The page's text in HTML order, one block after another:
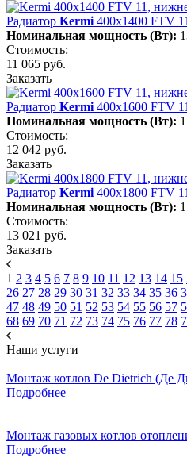
Радиатор Kermi 400х1400 FTV
Номинальная мощность (Вт):
Стоимость:
11 065 руб.
Заказать
Радиатор Kermi 400х1600 FTV
Номинальная мощность (Вт):
Стоимость:
12 042 руб.
Заказать
Радиатор Kermi 400х1800 FTV
Номинальная мощность (Вт):
Стоимость:
13 021 руб.
Заказать
1 2 3 4 5 6 7 8 9 10 11 12 13 14 15
26 27 28 29 30 31 32 33 34 35 36
47 48 49 50 51 52 53 54 55 56 57
68 69 70 71 72 73 74 75 76 77 78
Наши услуги
Монтаж котлов De Dietrich (Де
Подробнее
Монтаж газовых котлов
Подробнее